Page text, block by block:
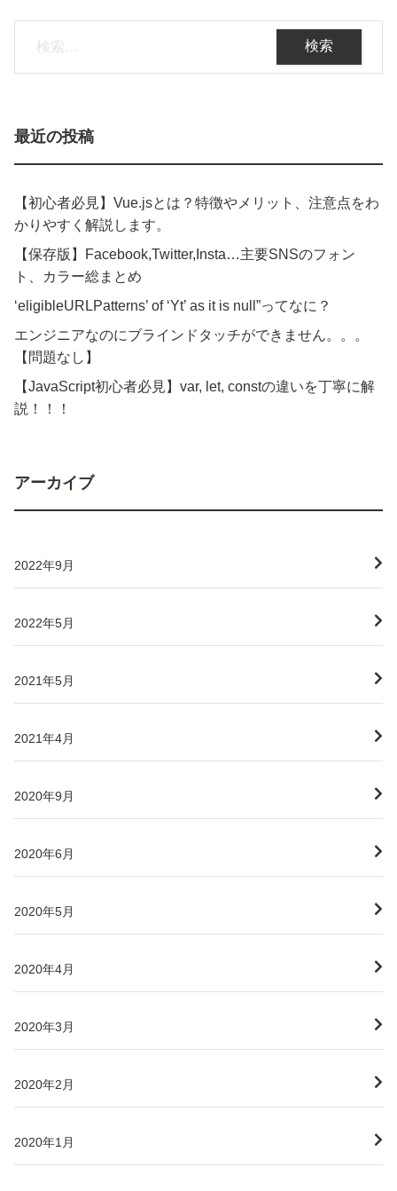
最近の投稿
【初心者必見】Vue.jsとは？特徴やメリット、注意点をわ
かりやすく解説します。
【保存版】Facebook,Twitter,Insta…主要SNSのフォン
ト、カラー総まとめ
‘eligibleURLPatterns’ of ‘Yt’ as it is null”ってなに？
エンジニアなのにブラインドタッチができません。。。
【問題なし】
【JavaScript初心者必見】var, let, constの違いを丁寧に解
説！！！
アーカイブ
2022年9月
2022年5月
2021年5月
2021年4月
2020年9月
2020年6月
2020年5月
2020年4月
2020年3月
2020年2月
2020年1月